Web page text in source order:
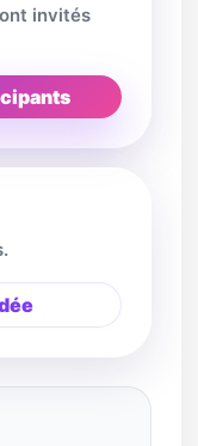
invités